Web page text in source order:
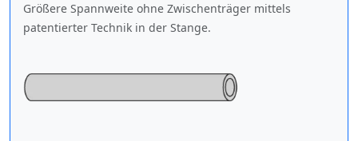
Größere Spannweite ohne Zwischenträger mittels
patentierter Technik in der Stange.